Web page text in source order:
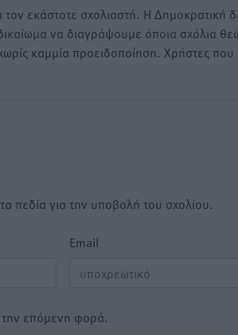
εκάστοτε σχολιαστή. Η Δημοκρατική
να διαγράψουμε όποια σχόλια
καμμία προειδοποίηση. Χρήστες
πεδία για την υποβολή του σχολίου.
Email
την επόμενη φορά.